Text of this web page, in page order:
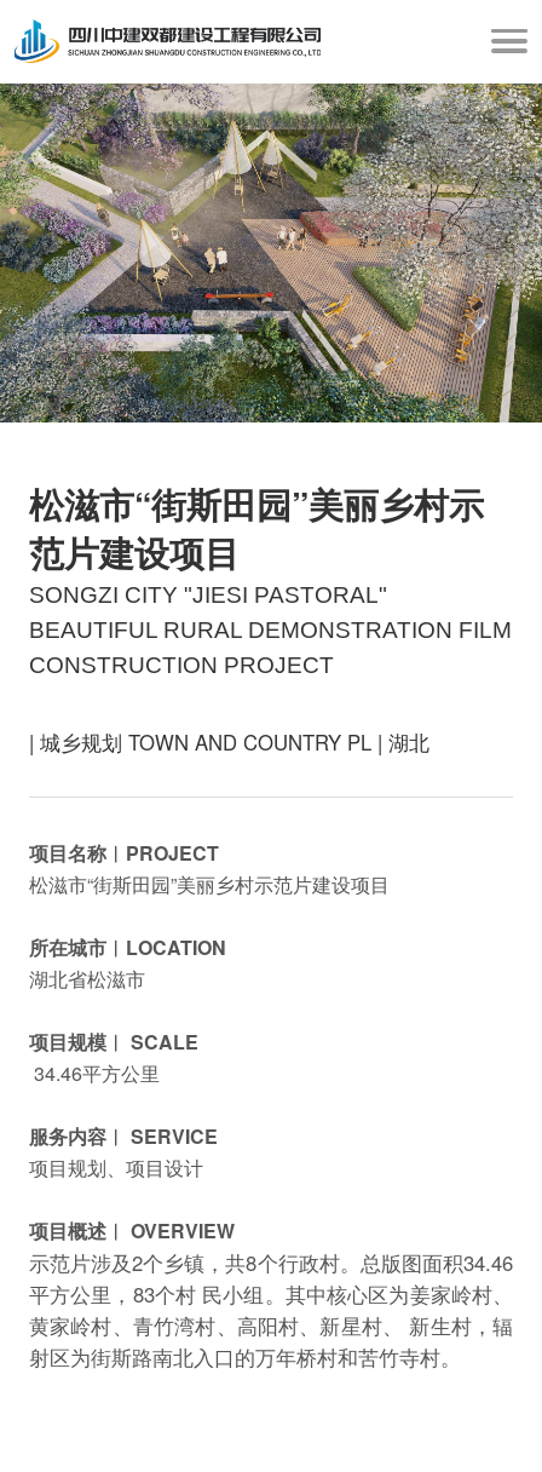
松滋市“街斯田园”美丽乡村示
范片建设项目
SONGZI CITY "JIESI PASTORAL"
BEAUTIFUL RURAL DEMONSTRATION FILM
CONSTRUCTION PROJECT
| 城乡规划 TOWN AND COUNTRY PL | 湖北
项目名称︱PROJECT
松滋市“街斯田园”美丽乡村示范片建设项目
所在城市︱LOCATION
湖北省松滋市
项目规模︱ SCALE
34.46平方公里
服务内容︱ SERVICE
项目规划、项目设计
项目概述︱ OVERVIEW
示范片涉及2个乡镇，共8个行政村。总版图面积34.46
平方公里，83个村 民小组。其中核心区为姜家岭村、
黄家岭村、青竹湾村、高阳村、新星村、 新生村，辐
射区为街斯路南北入口的万年桥村和苦竹寺村。